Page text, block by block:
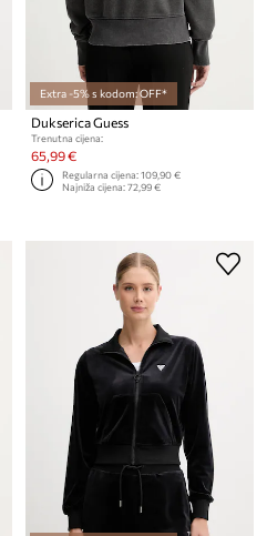
Extra -5% s kodom: OFF*
Dukserica Guess
Trenutna cijena:
65,99 €
Regularna cijena:109,90 €
Najniža cijena:72,99 €